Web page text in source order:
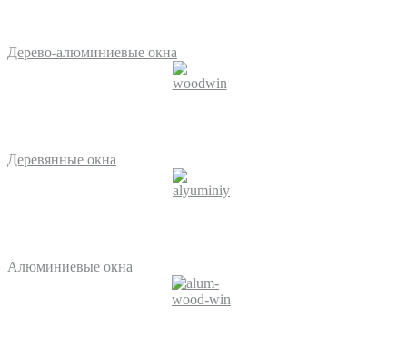
Дерево-алюминиевые окна
Деревянные окна
Алюминиевые окна